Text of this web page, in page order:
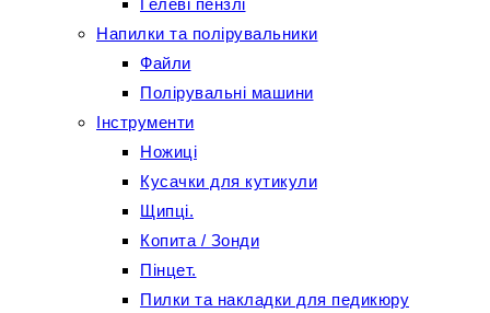
Гелеві пензлі
Напилки та полірувальники
Файли
Полірувальні машини
Інструменти
Ножиці
Кусачки для кутикули
Щипці.
Копита / Зонди
Пінцет.
Пилки та накладки для педикюру